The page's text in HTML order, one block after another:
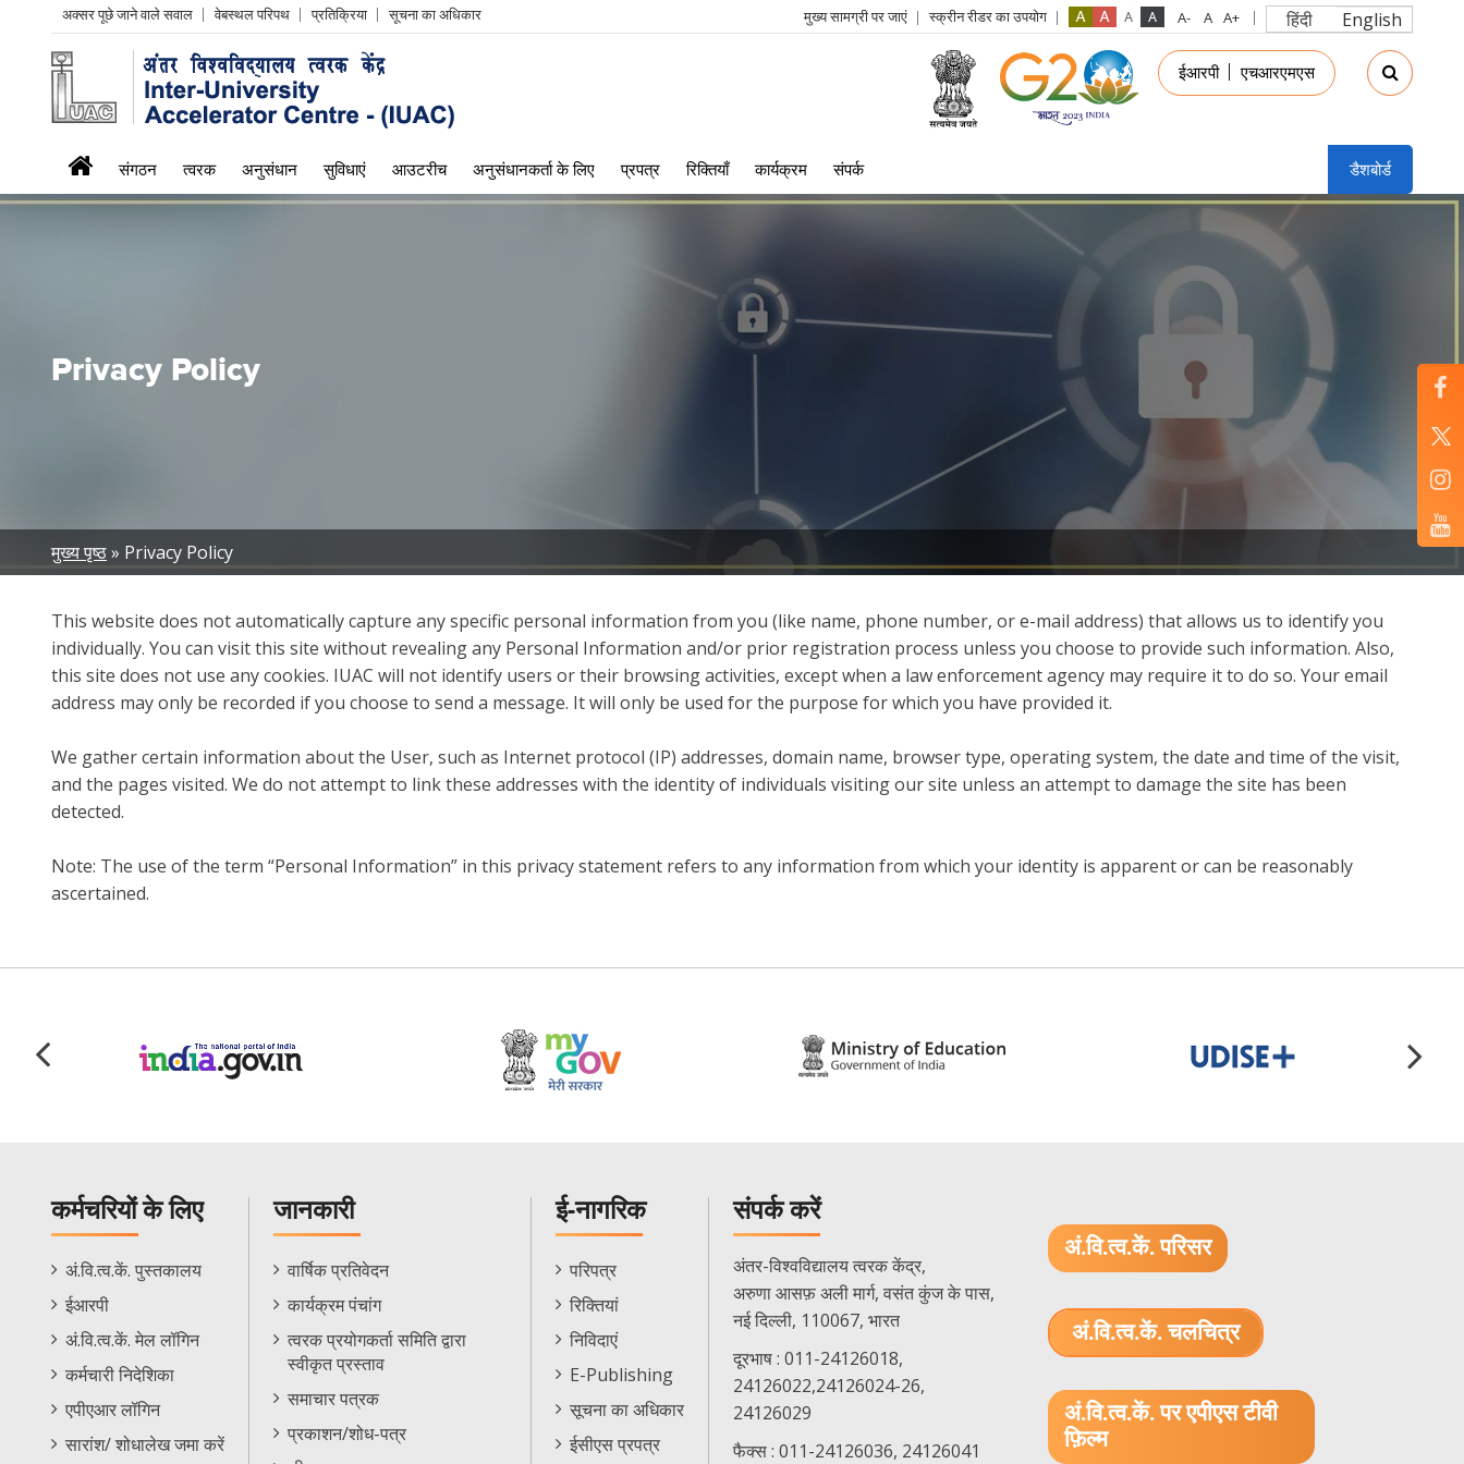
Header
Left
menu
अक्सर पूछे जाने वाले सवाल वेबस्थल परिपथ प्रतिक्रिया सूचना का अधिकार मुख्य सामग्री पर जाएं स्क्रीन रीडर का उपयोग हिंदी English
login
menu
ईआरपी एचआरएमएस
iuac
menu
संगठन त्वरक अनुसंधान सुविधाएं आउटरीच अनुसंधानकर्ता के लिए प्रपत्र रिक्तियाँ कार्यक्रम संपर्क डैशबोर्ड
Privacy Policy
Breadcrumb
मुख्य पृष्ठ Privacy Policy
This website does not automatically capture any specific personal information from you (like name, phone number, or e-mail address) that allows us to identify you
individually. You can visit this site without revealing any Personal Information and/or prior registration process unless you choose to provide such information. Also,
this site does not use any cookies. IUAC will not identify users or their browsing activities, except when a law enforcement agency may require it to do so. Your email
address may only be recorded if you choose to send a message. It will only be used for the purpose for which you have provided it.
We gather certain information about the User, such as Internet protocol (IP) addresses, domain name, browser type, operating system, the date and time of the visit,
and the pages visited. We do not attempt to link these addresses with the identity of individuals visiting our site unless an attempt to damage the site has been
detected.
Note: The use of the term “Personal Information” in this privacy statement refers to any information from which your identity is apparent or can be reasonably
ascertained.
कर्मचरियों के लिए
Staff
Footer
Menu
अं.वि.त्व.कें. पुस्तकालय
ईआरपी
अं.वि.त्व.कें. मेल लॉगिन
कर्मचारी निदेशिका
एपीएआर लॉगिन
सारांश/ शोधालेख जमा करें
जानकारी
Informations
Menu
वार्षिक प्रतिवेदन
कार्यक्रम पंचांग
त्वरक प्रयोगकर्ता समिति द्वारा
स्वीकृत प्रस्ताव
समाचार पत्रक
प्रकाशन/शोध-पत्र
ई-नागरिक
E-
Citizen
Menu
परिपत्र
रिक्तियां
निविदाएं
E-Publishing
सूचना का अधिकार
ईसीएस प्रपत्र
संपर्क करें
अंतर-विश्वविद्यालय त्वरक केंद्र,
अरुणा आसफ़ अली मार्ग, वसंत कुंज के पास,
नई दिल्ली, 110067, भारत
दूरभाष : 011-24126018,
24126022,24126024-26,
24126029
फैक्स : 011-24126036, 24126041
अं.वि.त्व.कें. परिसर
अं.वि.त्व.कें. चलचित्र
अं.वि.त्व.कें. पर एपीएस टीवी
फ़िल्म